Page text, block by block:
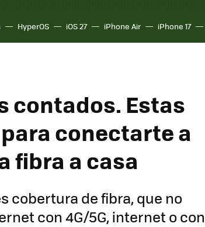
HyperOS iOS 27 iPhone Air iPhone 17
contados. Estas
conectarte a
fibra a casa
cobertura de fibra, que no
con 4G/5G, internet o con